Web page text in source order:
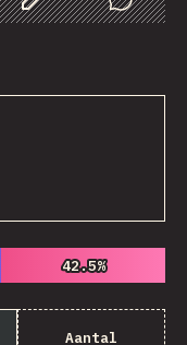
Customize Data
Comments
42.5%
42.5%
Aantal